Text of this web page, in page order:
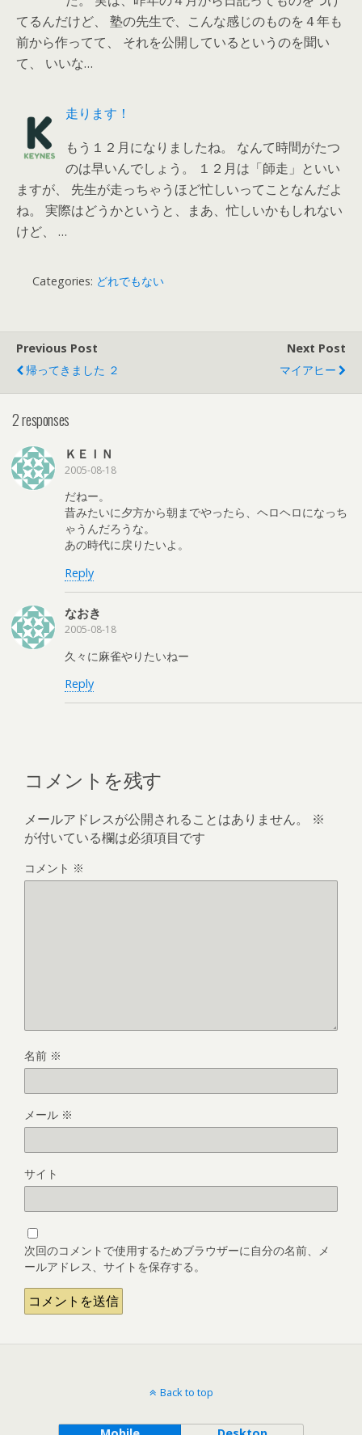
てるんだけど、 塾の先生で、こんな感じのものを４年も
前から作ってて、 それを公開しているというのを聞い
て、 いいな…
走ります！
もう１２月になりましたね。 なんて時間がたつ
のは早いんでしょう。 １２月は「師走」といい
ますが、 先生が走っちゃうほど忙しいってことなんだよ
ね。 実際はどうかというと、まあ、忙しいかもしれない
けど、 …
Categories: どれでもない
Previous Post
帰ってきました ２
Next Post
マイアヒー
2 responses
ＫＥＩＮ
2005-08-18
だねー。
昔みたいに夕方から朝までやったら、ヘロヘロになっち
ゃうんだろうな。
あの時代に戻りたいよ。
Reply
なおき
2005-08-18
久々に麻雀やりたいねー
Reply
コメントを残す
メールアドレスが公開されることはありません。
※
が付いている欄は必須項目です
コメント ※
名前 ※
メール ※
サイト
次回のコメントで使用するためブラウザーに自分の名前、メ
ールアドレス、サイトを保存する。
Back to top